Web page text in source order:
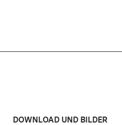
DOWNLOAD UND BILDER